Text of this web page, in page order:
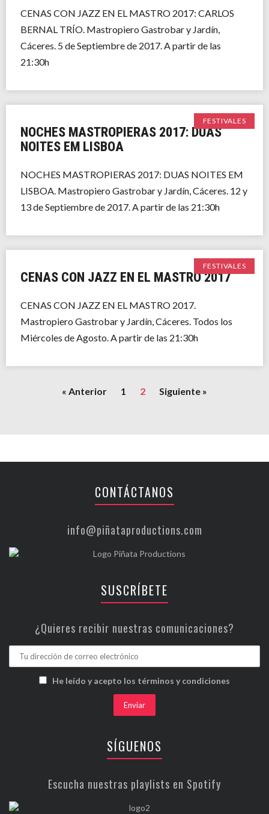
CENAS CON JAZZ EN EL MASTRO 2017: CARLOS
BERNAL TRÍO. Mastropiero Gastrobar y Jardín,
Cáceres. 5 de Septiembre de 2017. A partir de las
21:30h
FESTIVALES
NOCHES MASTROPIERAS 2017: DUAS
NOITES EM LISBOA
NOCHES MASTROPIERAS 2017: DUAS NOITES EM
LISBOA. Mastropiero Gastrobar y Jardín, Cáceres. 12 y
13 de Septiembre de 2017. A partir de las 21:30h
FESTIVALES
CENAS CON JAZZ EN EL MASTRO 2017
CENAS CON JAZZ EN EL MASTRO 2017.
Mastropiero Gastrobar y Jardín, Cáceres. Todos los
Miércoles de Agosto. A partir de las 21:30h
« Anterior 1 2 Siguiente »
CONTÁCTANOS
info@piñataproductions.com
SUSCRÍBETE
¿Quieres recibir nuestras comunicaciones?
He leído y acepto los términos y condiciones
SÍGUENOS
Escucha nuestras playlists en Spotify